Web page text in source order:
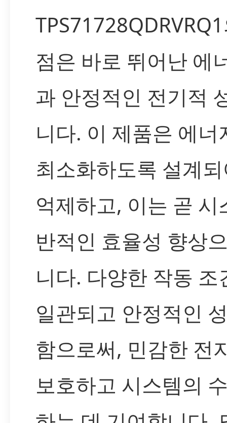
점은 바로 뛰어난 에
과 안정적인 전기적
니다. 이 제품은 에너
최소화하도록 설계
억제하고, 이는 곧 시
반적인 효율성 향상
니다. 다양한 작동 조
일관되고 안정적인
함으로써, 민감한 전
보호하고 시스템의